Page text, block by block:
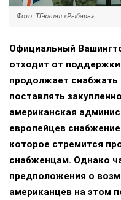
Фото: ТГ-канал «Рыбарь»
Официальный
отходит от
продолжает
поставлять
американская
европейцев
которое стремится
снабженцам. Однако
предположения о
американцев на этом